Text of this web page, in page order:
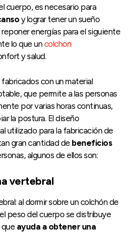
cuerpo, es necesario para
y lograr tener un sueño
energías para el siguiente
lo que uncolchon
y salud.
con un material
que permite a las personas
por varias horas continuas,
la postura. El diseño
utilizado para la fabricación de
gran cantidad de beneficios
algunos de ellos son:
vertebral
al dormir sobre un colchón de
peso del cuerpo se distribuye
que ayuda a obtener una